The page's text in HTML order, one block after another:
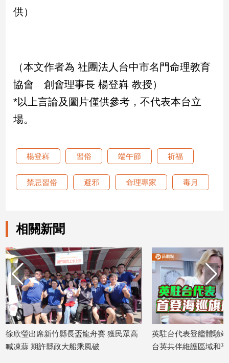
供）
（本文作者為 社團法人台中市名門命理教育
協會 創會理事長 楊登嵙 教授）
*以上言論及圖片僅供參考，不代表本台立
場。
楊登嵙 習俗 端午節 祈福
禁忌習俗 避邪 命理專家 毒月
相關新聞
徐欣瑩出席新竹縣長盃龍舟賽 獲民眾高
喊凍蒜 期許縣政大船乘風破
英駐台代表登艦體驗
台英共伴維護區域和平